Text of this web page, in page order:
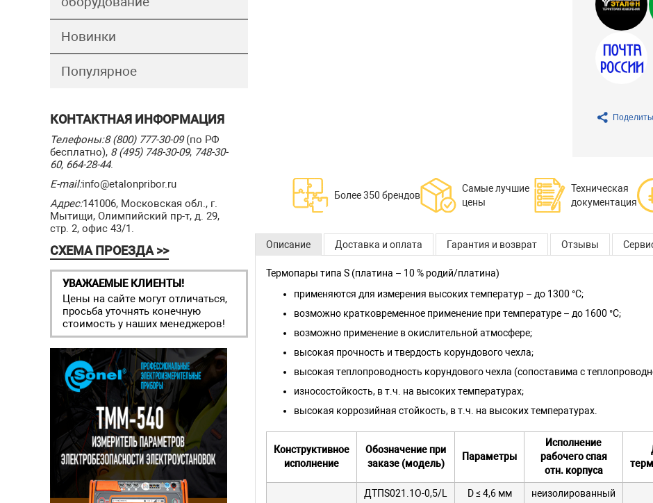
Новинки
Популярное
КОНТАКТНАЯ ИНФОРМАЦИЯ
Телефоны:8 (800) 777-30-09(по РФ
бесплатно), 8 (495) 748-30-09, 748-30-
60, 664-28-44.
E-mail:info@etalonpribor.ru
Адрес:141006, Московская обл., г.
Мытищи, Олимпийский пр-т, д. 29,
стр. 2, офис 43/1.
СХЕМА ПРОЕЗДА >>
УВАЖАЕМЫЕ КЛИЕНТЫ!
Цены на сайте могут отличаться,
просьба уточнять конечную
стоимость у наших менеджеров!
Более 350 брендов
Самые лучшие
цены
Техническая
документация
Описание Доставка и оплата Гарантия и возврат Отзывы
Термопары типа S (платина – 10 % родий/платина)
применяются для измерения высоких температур – до 1300 °С;
возможно кратковременное применение при температуре – до 1600 °С;
возможно применение в окислительной атмосфере;
высокая прочность и твердость корундового чехла;
высокая теплопроводность корундового чехла (сопоставима с
износостойкость, в т.ч. на высоких температурах;
высокая коррозийная стойкость, в т.ч. на высоких температурах.
Конструктивное
исполнение
Обозначение при
заказе (модель)
Параметры
Исполнение
рабочего спая
отн. корпуса
ДТПS021.1О-0,5/L D ≤ 4,6 мм неизолированный